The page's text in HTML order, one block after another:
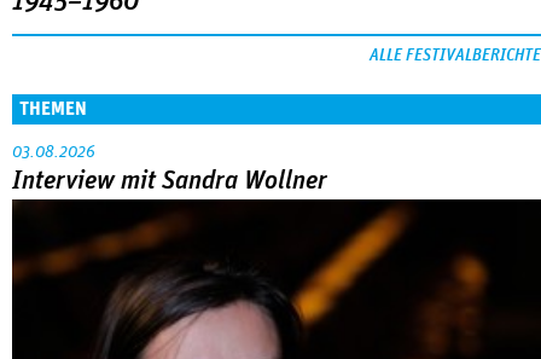
ALLE FESTIVALBERICHTE
THEMEN
03.08.2026
Interview mit Sandra Wollner